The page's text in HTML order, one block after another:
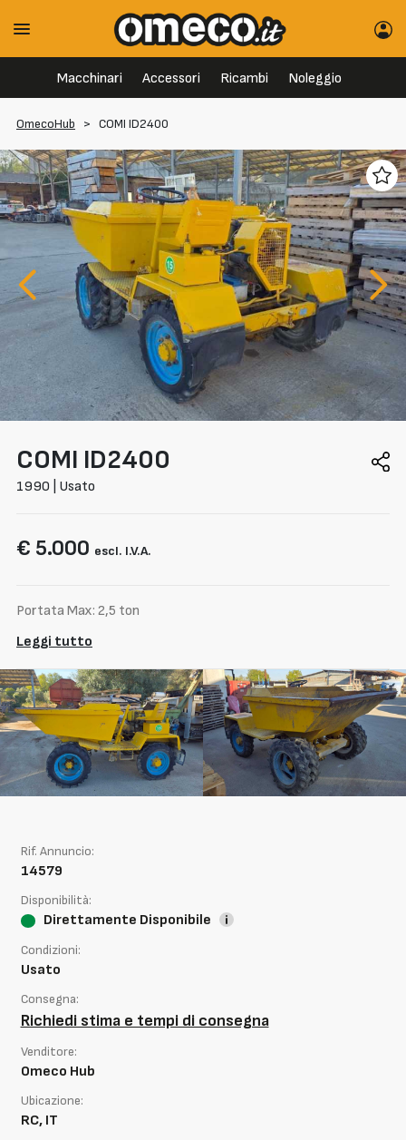
Macchinari Accessori Ricambi Noleggio
OmecoHub > COMI ID2400
COMI ID2400
1990 | Usato
€ 5.000 escl. I.V.A.
Portata Max: 2,5 ton
Leggi tutto
Rif. Annuncio:
14579
Disponibilità:
Direttamente Disponibile
Condizioni:
Usato
Consegna:
Richiedi stima e tempi di consegna
Venditore:
Omeco Hub
Ubicazione:
RC, IT